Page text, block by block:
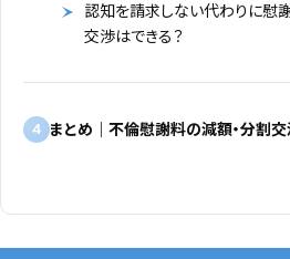
認知を請求しない代わりに慰
交渉はできる？
4 まとめ｜不倫慰謝料の減額・分割